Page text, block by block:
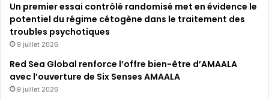
Un premier essai contrôlé randomisé met en évidence le
potentiel du régime cétogène dans le traitement des
troubles psychotiques
9 juillet 2026
Red Sea Global renforce l’offre bien-être d’AMAALA
avec l’ouverture de Six Senses AMAALA
9 juillet 2026